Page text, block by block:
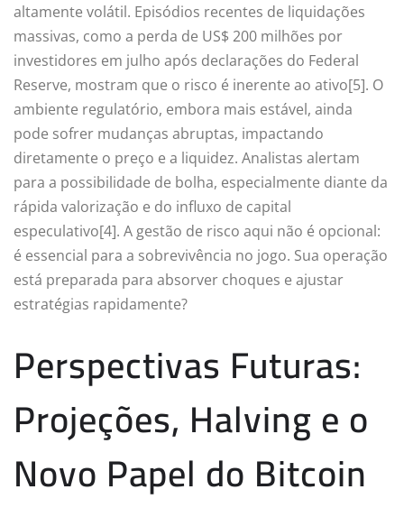
altamente volátil. Episódios recentes de liquidações
massivas, como a perda de US$ 200 milhões por
investidores em julho após declarações do Federal
Reserve, mostram que o risco é inerente ao ativo[5]. O
ambiente regulatório, embora mais estável, ainda
pode sofrer mudanças abruptas, impactando
diretamente o preço e a liquidez. Analistas alertam
para a possibilidade de bolha, especialmente diante da
rápida valorização e do influxo de capital
especulativo[4]. A gestão de risco aqui não é opcional:
é essencial para a sobrevivência no jogo. Sua operação
está preparada para absorver choques e ajustar
estratégias rapidamente?
Perspectivas Futuras:
Projeções, Halving e o
Novo Papel do Bitcoin